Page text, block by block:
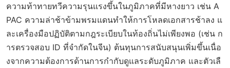
ความท้าทายทวีความรุนแรงขึ้นในภูมิภาคที่มีหางยาว เช่น A
PAC ความล่าช้าข้ามพรมแดนทำให้การโหลดเอกสารช้าลง แ
ละเครื่องมือปฏิบัติตามกฎระเบียบในท้องถิ่นไม่เพียงพอ (เช่น ก
ารตรวจสอบ ID ที่จำกัดในจีน) ต้นทุนการสนับสนุนเพิ่มขึ้นเนื่อ
งจากความต้องการด้านการกำกับดูแลระดับภูมิภาค และตัวเลื